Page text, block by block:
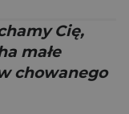
Cię,
małe
chowanego